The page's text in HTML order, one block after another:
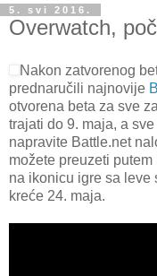
5. svi 2016.
Overwatch,
Nakon zatvorenog
prednaručili najnovije
otvorena beta za sve
trajati do 9. maja, a
napravite Battle.net
možete preuzeti
na ikonicu igre sa leve
kreće 24. maja.